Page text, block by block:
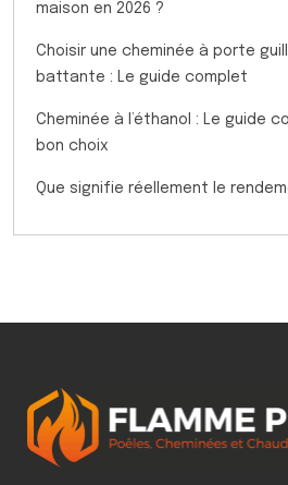
maison en 2026 ?
Choisir une cheminée à porte
battante : Le guide complet
Cheminée à l’éthanol : Le guide
bon choix
Que signifie réellement le